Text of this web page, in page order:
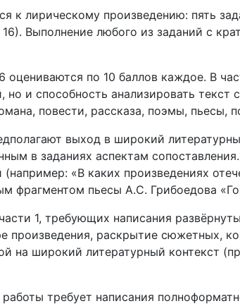
к лирическому произведению: пять
Выполнение любого из заданий с
оцениваются по 10 баллов каждое. В
но и способность анализировать
повести, рассказа, поэмы, пьесы,
выход в широкий
в заданиях аспектам
«В каких произведениях
фрагментом пьесы А.С. Грибоедова
1, требующих написания
произведения, раскрытие сюжетных,
на широкий литературный контекст
требует написания